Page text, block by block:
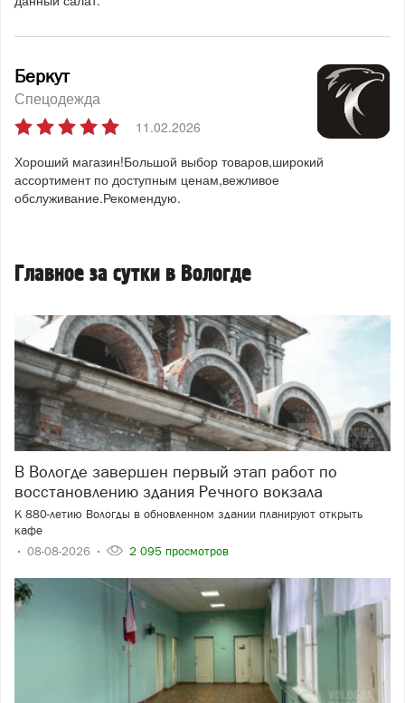
Беркут
Спецодежда
11.02.2026
Хороший магазин!Большой выбор товаров,широкий
ассортимент по доступным ценам,вежливое
обслуживание.Рекомендую.
Главное за сутки в Вологде
В Вологде завершен первый этап работ по
восстановлению здания Речного вокзала
К 880-летию Вологды в обновленном здании планируют открыть
кафе
08-08-2026
2 095 просмотров